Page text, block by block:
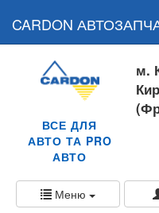
CARDON
ВСЕ ДЛЯ
АВТО ТА PRO
АВТО
м.
Меню